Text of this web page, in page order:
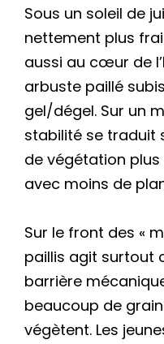
Sous un soleil de
nettement plus
aussi au cœur de
arbuste paillé
gel/dégel. Sur un
stabilité se traduit
de végétation
avec moins de
Sur le front des «
paillis agit surtout
barrière
beaucoup de
végètent. Les